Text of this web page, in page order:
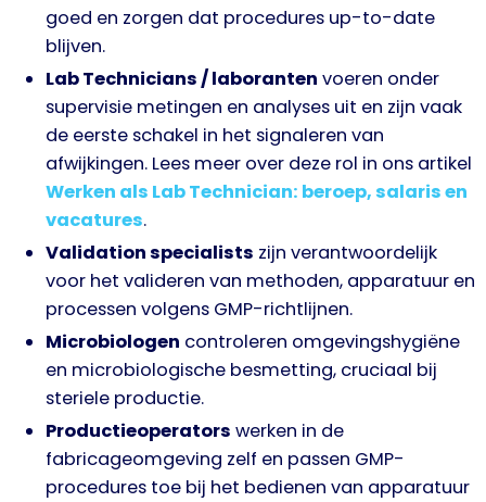
goed en zorgen dat procedures up-to-date
blijven.
Lab Technicians / laboranten voeren onder
supervisie metingen en analyses uit en zijn vaak
de eerste schakel in het signaleren van
afwijkingen. Lees meer over deze rol in ons artikel
Werken als Lab Technician: beroep, salaris en
vacatures.
Validation specialists zijn verantwoordelijk
voor het valideren van methoden, apparatuur en
processen volgens GMP-richtlijnen.
Microbiologen controleren omgevingshygiëne
en microbiologische besmetting, cruciaal bij
steriele productie.
Productieoperators werken in de
fabricageomgeving zelf en passen GMP-
procedures toe bij het bedienen van apparatuur